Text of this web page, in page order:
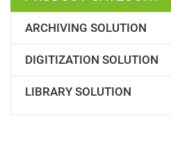
ARCHIVING SOLUTION
DIGITIZATION SOLUTION
LIBRARY SOLUTION